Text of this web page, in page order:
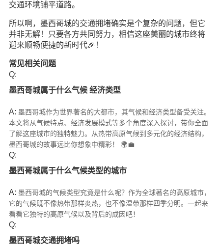
交通环境铺平道路。
所以啊，墨西哥城的交通拥堵确实是个复杂的问题，但它
并非无解！只要各方共同努力，相信这座美丽的城市终将
迎来顺畅便捷的新时代🎉！
常见相关问题
Q:
墨西哥城属于什么气候 经济类型
A: 墨西哥城作为世界著名的大都市，其气候和经济类型备受关注。
本文将从气候特点、经济发展模式等多个角度深入探讨，带你全面
了解这座城市的独特魅力。从热带高原气候到多元化的经济结构，
墨西哥城的故事远比你想象中精彩！ 🌍💼
Q:
墨西哥城属于什么气候类型的城市
A: 墨西哥城的气候类型究竟是什么呢？作为全球著名的高原城市，
它的气候既不像热带那样炎热，也不像温带那样四季分明。一起来
看看它独特的高原气候以及背后的成因吧！
Q:
墨西哥城交通拥堵吗